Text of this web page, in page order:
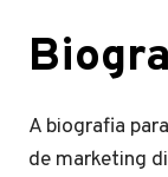
A biografia
de marketing